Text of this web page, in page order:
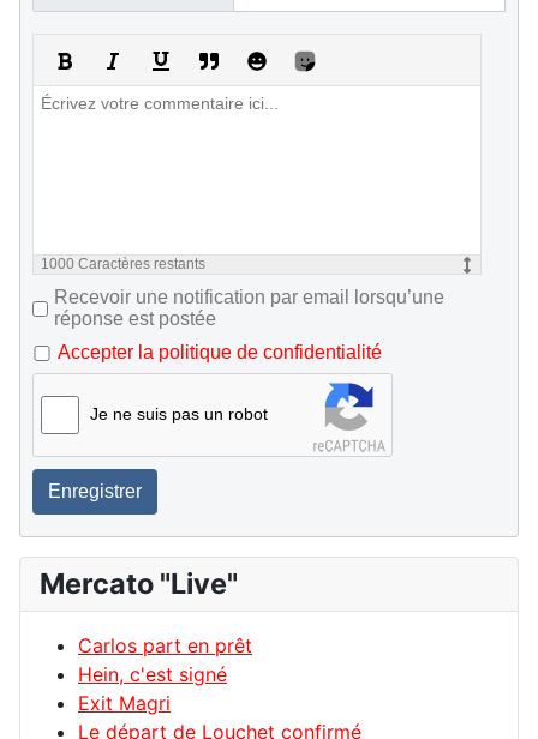
1000 Caractères restants
Recevoir une notification par email lorsqu’une
réponse est postée
Accepter la politique de confidentialité
Je ne suis pas un robot
Enregistrer
Mercato "Live"
Carlos part en prêt
Hein, c'est signé
Exit Magri
Le départ de Louchet confirmé